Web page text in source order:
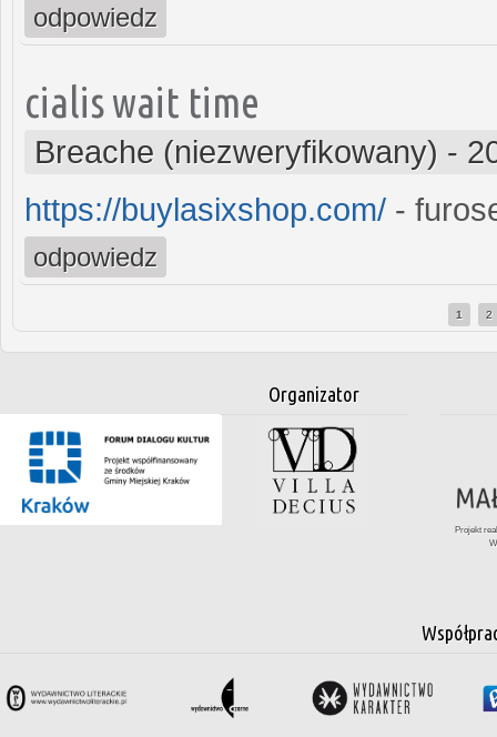
odpowiedz
cialis wait time
Breache (niezweryfikowany) -
https://buylasixshop.com/ -
odpowiedz
1 2
Organizator
Projekt